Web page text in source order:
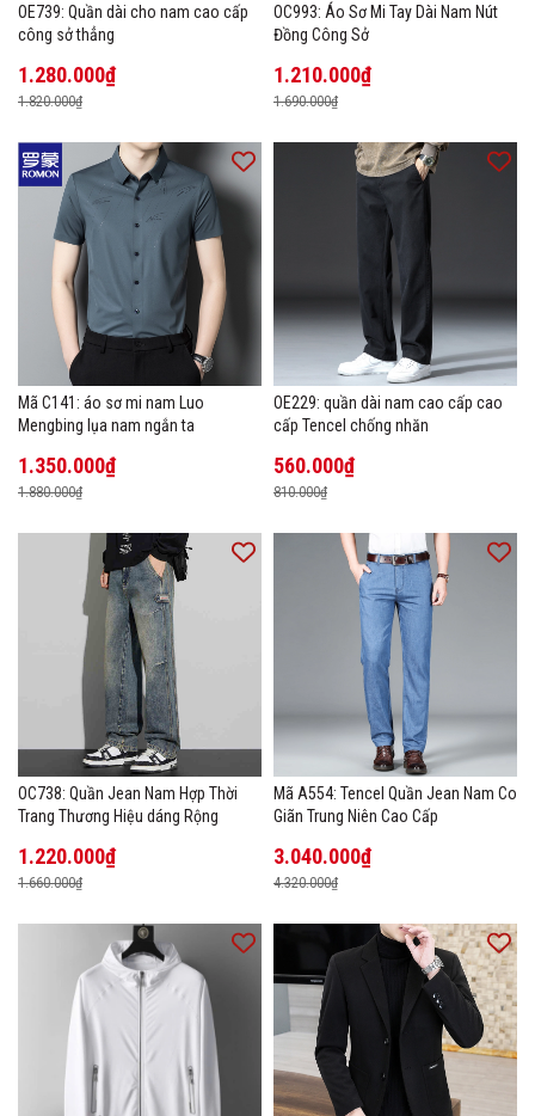
OE739: Quần dài cho nam cao cấp
công sở thẳng
1.280.000₫
1.820.000₫
OC993: Áo Sơ Mi Tay Dài Nam Nút
Đồng Công Sở
1.210.000₫
1.690.000₫
Mã C141: áo sơ mi nam Luo
Mengbing lụa nam ngắn ta
1.350.000₫
1.880.000₫
OE229: quần dài nam cao cấp cao
cấp Tencel chống nhăn
560.000₫
810.000₫
OC738: Quần Jean Nam Hợp Thời
Trang Thương Hiệu dáng Rộng
1.220.000₫
1.660.000₫
Mã A554: Tencel Quần Jean Nam Co
Giãn Trung Niên Cao Cấp
3.040.000₫
4.320.000₫